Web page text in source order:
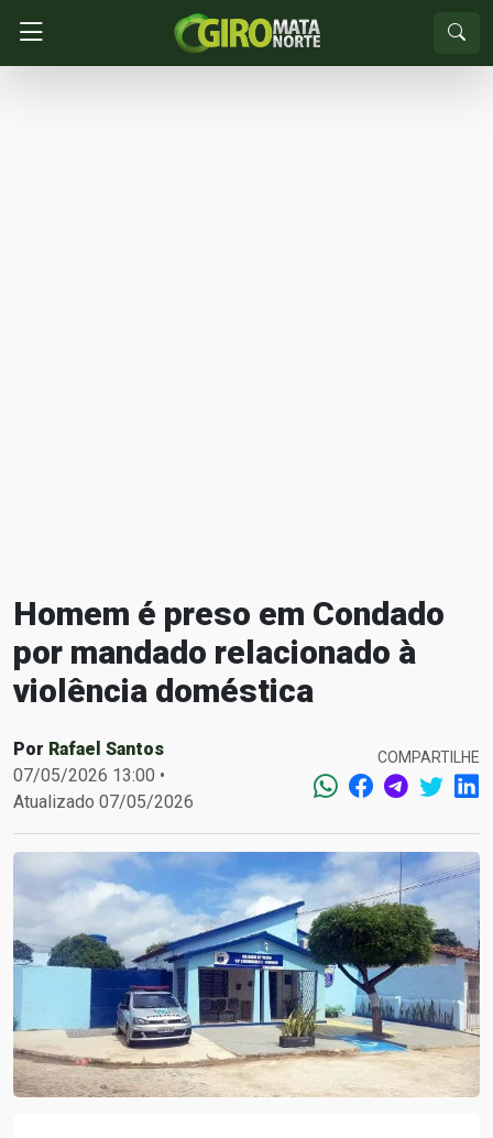
Homem é preso em Condado
por mandado relacionado à
violência doméstica
Por Rafael Santos
07/05/2026 13:00 •
Atualizado 07/05/2026
COMPARTILHE